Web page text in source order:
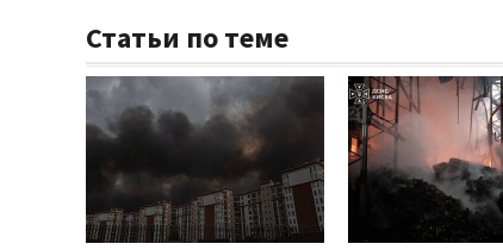
Статьи по теме